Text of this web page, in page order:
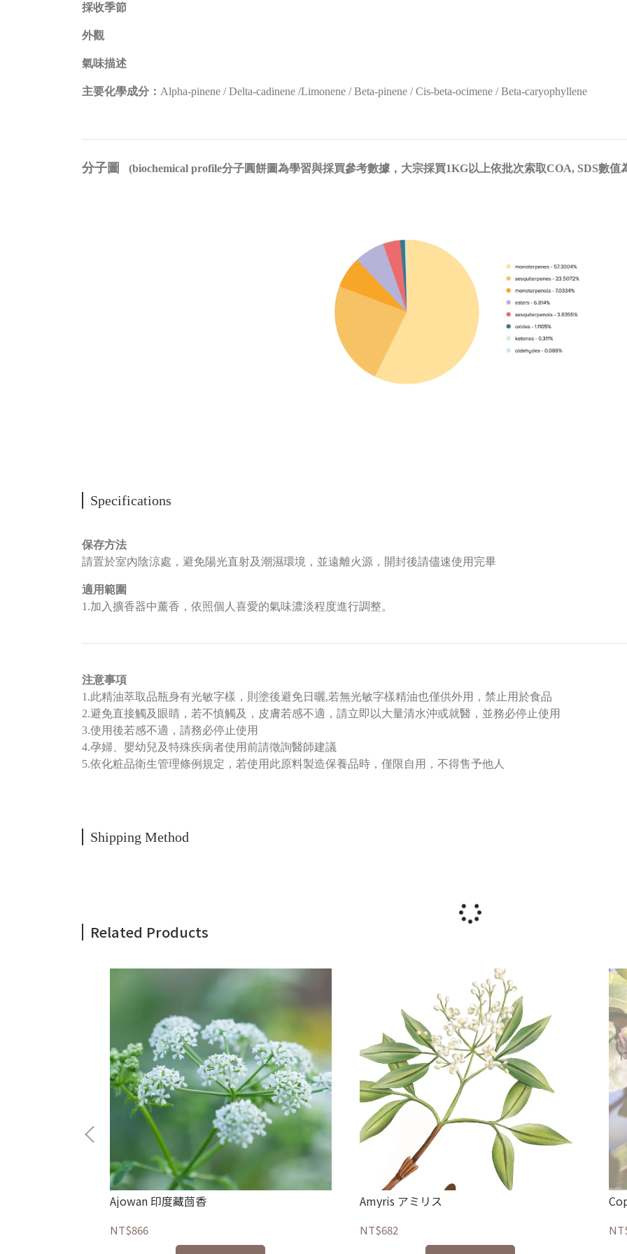
採收季節
外觀
氣味描述
主要化學成分： Alpha-pinene / Delta-cadinene /Limonene / Beta-pinene / Cis-beta-ocimene / Beta-caryophyllene
分子圖 (biochemical profile分子圓餅圖為學習與採買參考數據，大宗採買1KG以上依批次索取COA, SDS數值
Specifications
保存方法
請置於室內陰涼處，避免陽光直射及潮濕環境，並遠離火源，開封後請儘速使用完畢
適用範圍
1.加入擴香器中薰香，依照個人喜愛的氣味濃淡程度進行調整。
注意事項
1.此精油萃取品瓶身有光敏字樣，則塗後避免日曬,若無光敏字樣精油也僅供外用，禁止用於食品
2.避免直接觸及眼睛，若不慎觸及，皮膚若感不適，請立即以大量清水沖或就醫，並務必停止使用
3.使用後若感不適，請務必停止使用
4.孕婦、嬰幼兒及特殊疾病者使用前請徵詢醫師建議
5.依化粧品衛生管理條例規定，若使用此原料製造保養品時，僅限自用，不得售予他人
Shipping Method
Related Products
Ajowan 印度藏茴香
NT$866
Amyris アミリス
NT$682